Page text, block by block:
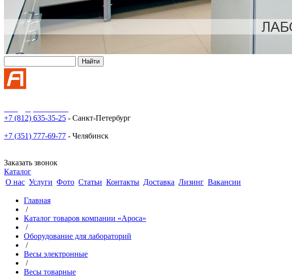
+7 (812) 635-35-25 - Санкт-Петербург
+7 (351) 777-69-77 - Челябинск
Заказать звонок
Каталог
О нас Услуги Фото Статьи Контакты Доставка Лизинг Вакансии
Главная
/
Каталог товаров компании «Ароса»
/
Оборудование для лабораторий
/
Весы электронные
/
Весы товарные